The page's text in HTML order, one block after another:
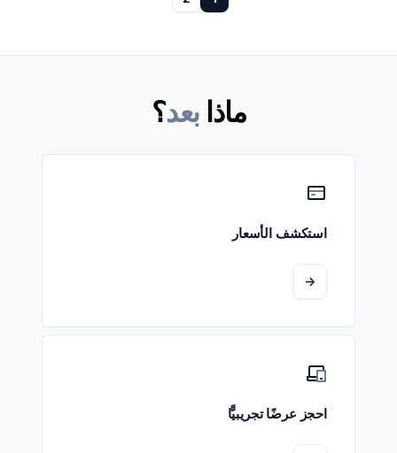
ماذابعد؟
استكشف الأسعار
->
احجز عرضًا تجريبيًّا